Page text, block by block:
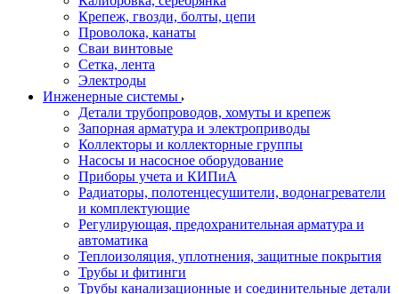
Крепеж, гвозди, болты, цепи
Проволока, канаты
Сваи винтовые
Сетка, лента
Электроды
Инженерные системы
Детали трубопроводов, хомуты и крепеж
Запорная арматура и электроприводы
Коллекторы и коллекторные группы
Насосы и насосное оборудование
Приборы учета и КИПиА
Радиаторы, полотенцесушители, водонагреватели
и комплектующие
Регулирующая, предохранительная арматура и
автоматика
Теплоизоляция, уплотнения, защитные покрытия
Трубы и фитинги
Трубы канализационные и соединительные детали